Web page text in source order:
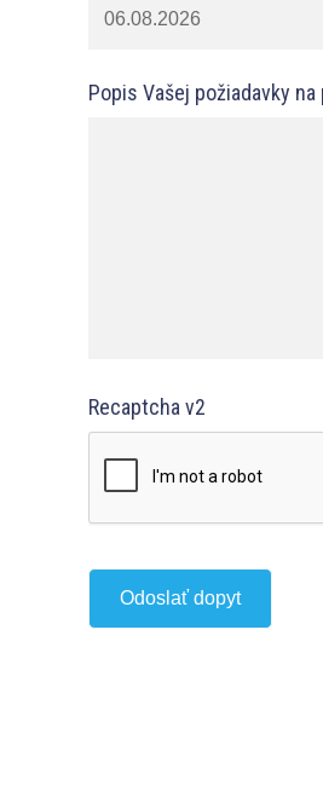
Popis Vašej požiadavky na
Recaptcha v2